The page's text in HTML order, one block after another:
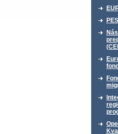
fond